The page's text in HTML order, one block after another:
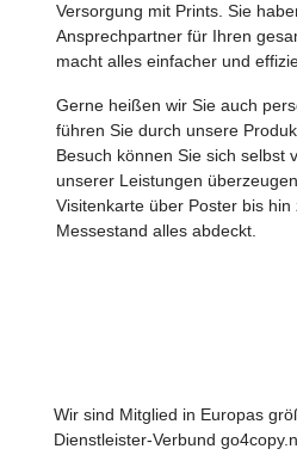
Versorgung mit Prints. Sie
Ansprechpartner für Ihren
macht alles einfacher und
Gerne heißen wir Sie auch
führen Sie durch unsere
Besuch können Sie sich selbst
unserer Leistungen
Visitenkarte über Poster bis hin
Messestand alles abdeckt.
Wir sind Mitglied in Europas
Dienstleister-Verbund